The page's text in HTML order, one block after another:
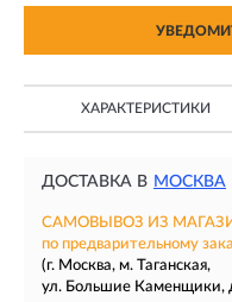
ХАРАКТЕРИСТИКИ
ДОСТАВКА В МОСКВА
САМОВЫВОЗ ИЗ
по предварительному
(г. Москва, м. Таганская,
ул. Большие Каменщики,